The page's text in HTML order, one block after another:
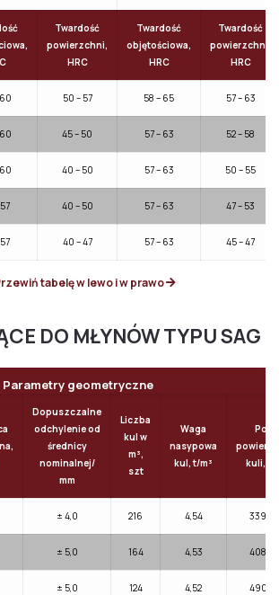
Twardość
powierzchni,
HRC
Twardość
objętościowa,
HRC
Twardość
powierzchni,
HRC
50 – 57 58 – 65 57 – 63
45 – 50 57 – 63 52 – 58
40 – 50 57 – 63 50 – 55
40 – 50 57 – 63 47 – 53
40 – 47 57 – 63 45 – 47
tabelę w lewo i w prawo
DO MŁYNÓW TYPU SAG
Parametry geometryczne
Dopuszczalne
odchylenie od
średnicy
nominalnej/
mm
Liczba
kul w
m³,
szt
Waga
nasypowa
kul, t/m³
Pole
kuli,
± 4,0 216 4,54
± 5,0 164 4,53
± 5,0 124 4,52